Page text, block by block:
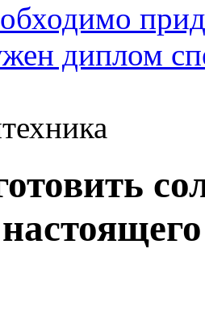
диплом